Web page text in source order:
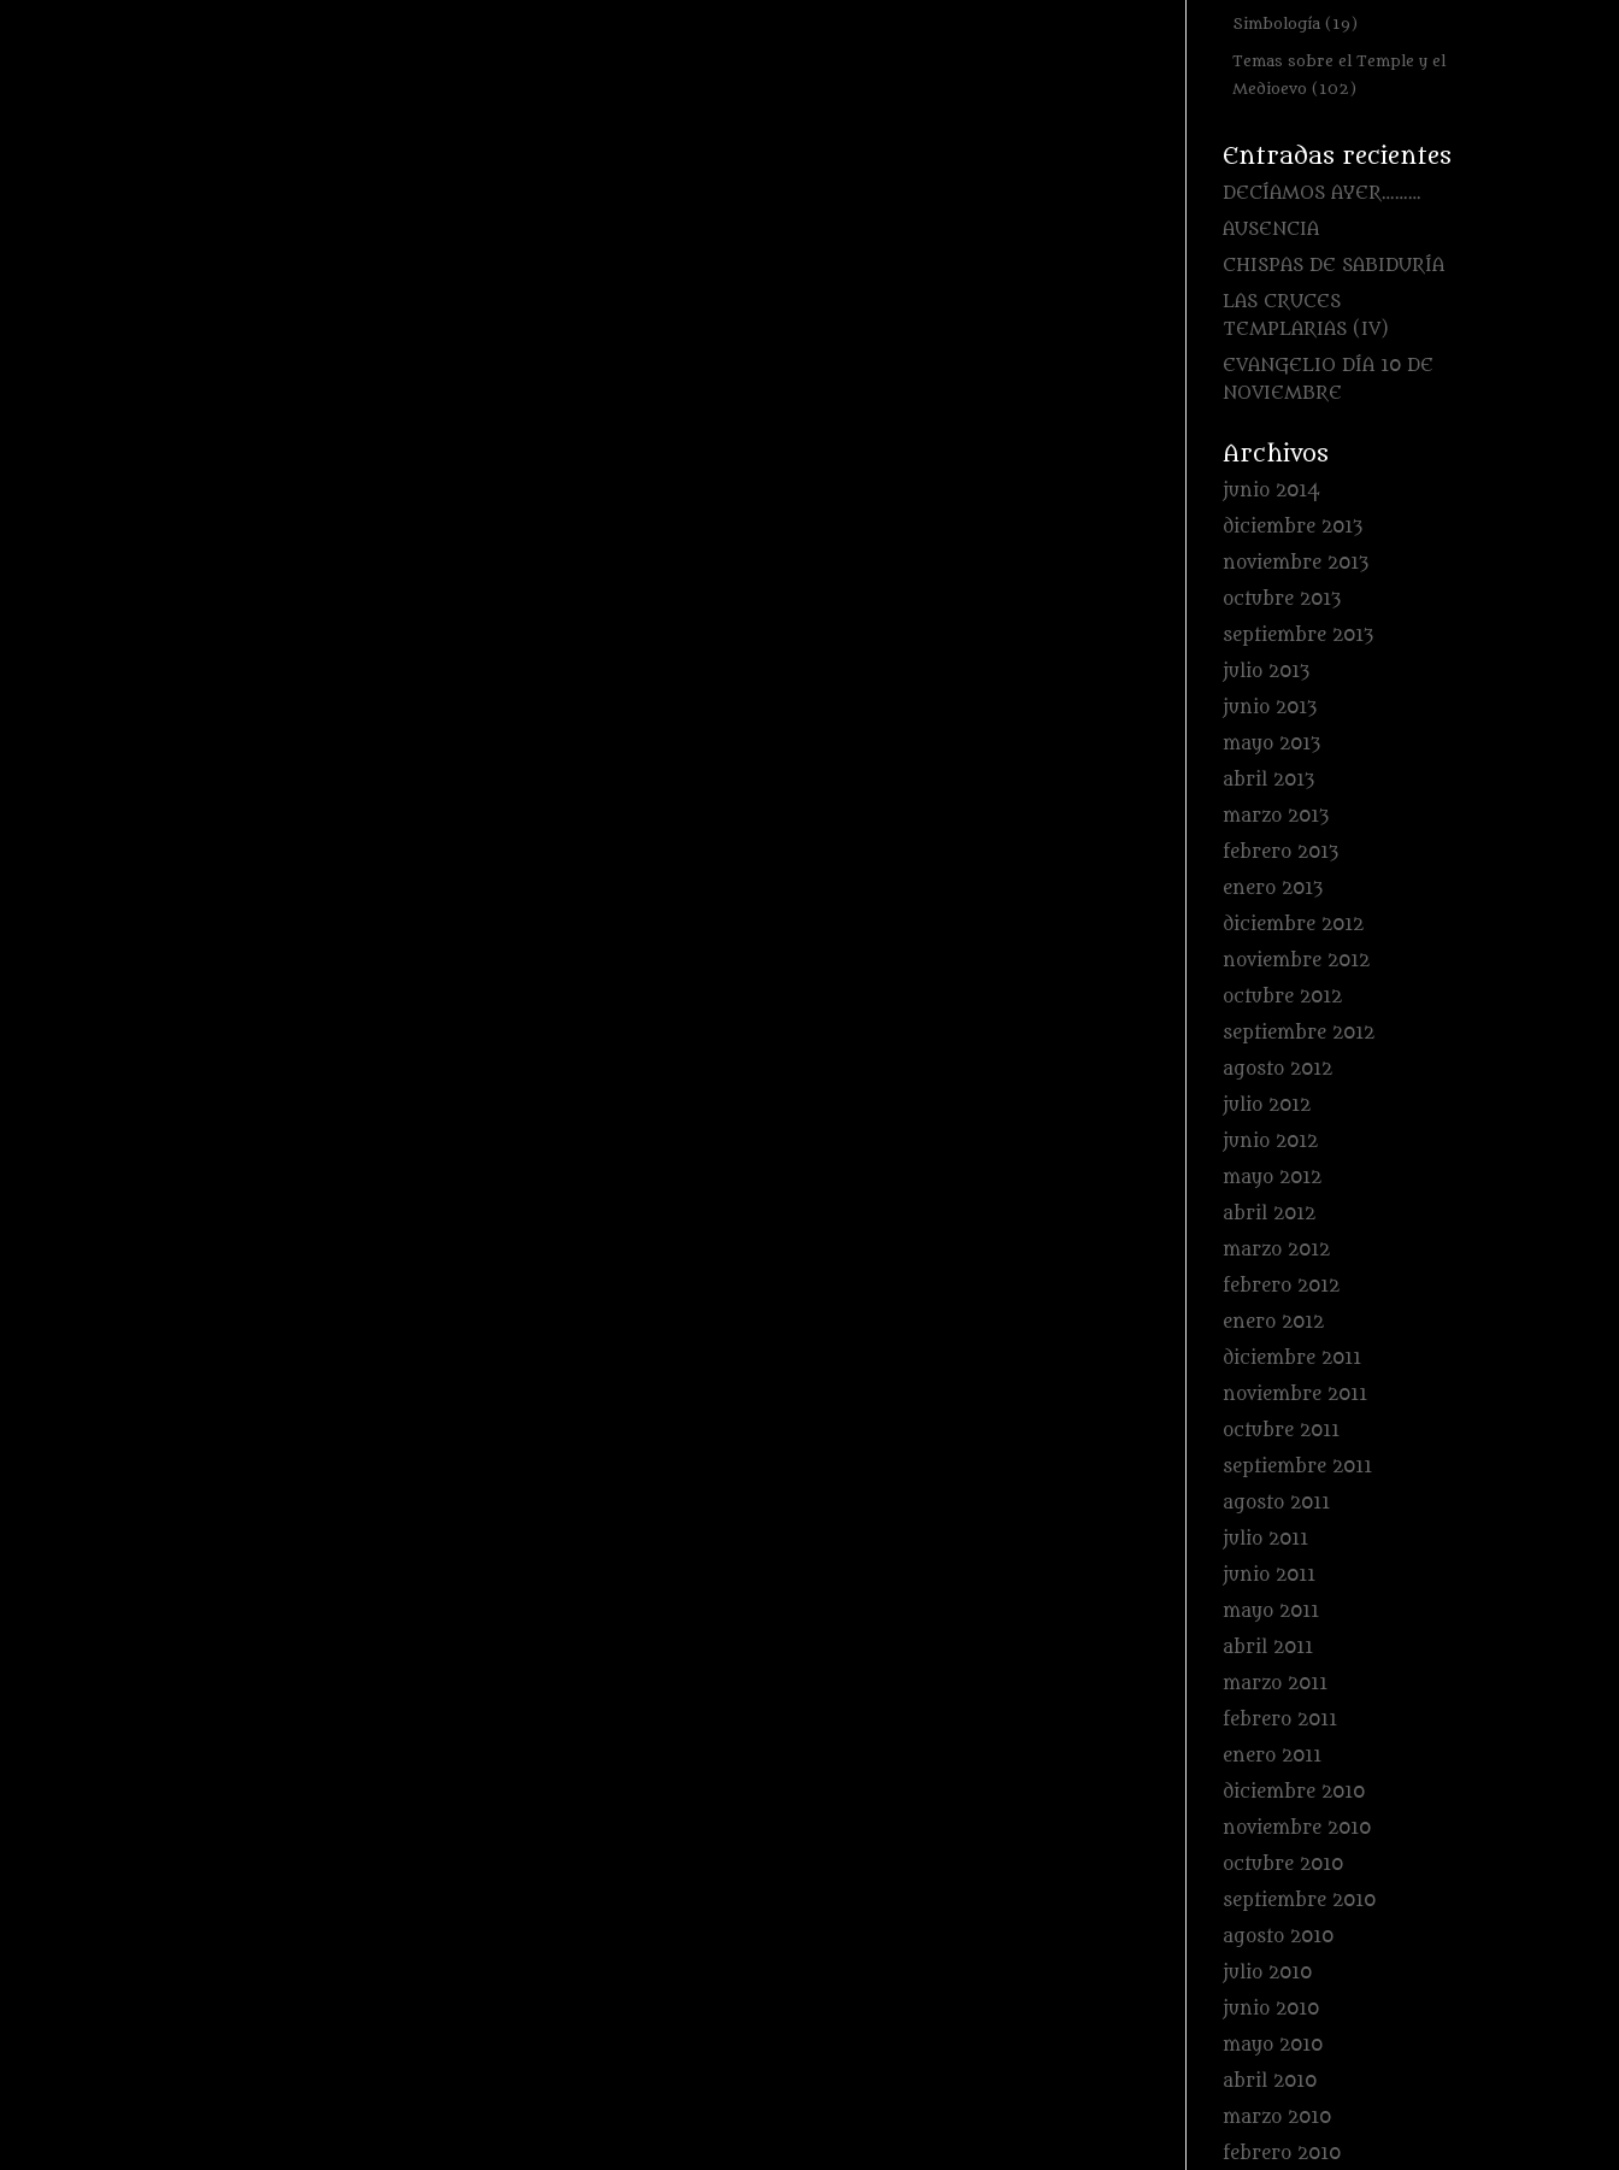
Simbología (19)
Temas sobre el Temple y el
Medioevo (102)
Entradas recientes
DECÍAMOS AYER………
AUSENCIA
CHISPAS DE SABIDURÍA
LAS CRUCES
TEMPLARIAS (IV)
EVANGELIO DÍA 10 DE
NOVIEMBRE
Archivos
junio 2014
diciembre 2013
noviembre 2013
octubre 2013
septiembre 2013
julio 2013
junio 2013
mayo 2013
abril 2013
marzo 2013
febrero 2013
enero 2013
diciembre 2012
noviembre 2012
octubre 2012
septiembre 2012
agosto 2012
julio 2012
junio 2012
mayo 2012
abril 2012
marzo 2012
febrero 2012
enero 2012
diciembre 2011
noviembre 2011
octubre 2011
septiembre 2011
agosto 2011
julio 2011
junio 2011
mayo 2011
abril 2011
marzo 2011
febrero 2011
enero 2011
diciembre 2010
noviembre 2010
octubre 2010
septiembre 2010
agosto 2010
julio 2010
junio 2010
mayo 2010
abril 2010
marzo 2010
febrero 2010